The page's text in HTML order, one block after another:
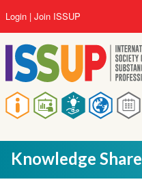
ke
isi
utama
Main
navigation
User
account
menu
Login Join ISSUP
Knowledge Share